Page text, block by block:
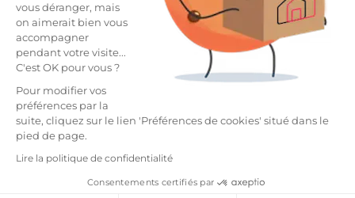
vous déranger, mais
on aimerait bien vous
accompagner
pendant votre visite...
C'est OK pour vous ?
Pour modifier vos
préférences par la
suite, cliquez sur le lien 'Préférences de cookies' situé dans le
pied de page.
Lire la politique de confidentialité
Consentements certifiés par
Poids maximum conseillé : 110kg.
Hauteur d'assise : 45cm.
Dimensions : 55 x 63 x H76cm.
LIVRAISON ET RETOURS
Livraison Standard -
Corse